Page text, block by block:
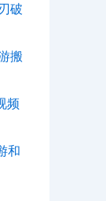
破
搬
频
和